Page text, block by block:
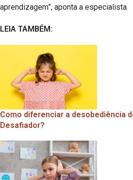
aprendizagem”, aponta a especialista.
LEIA TAMBÉM:
Como diferenciar a desobediência
Desafiador?